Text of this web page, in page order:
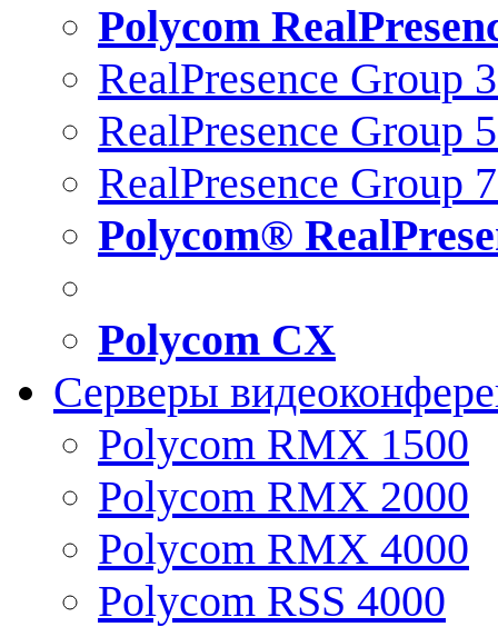
Polycom
RealPresence Group
RealPresence Group
RealPresence Group
Polycom®
Polycom CX
Серверы
Polycom RMX 1500
Polycom RMX 2000
Polycom RMX 4000
Polycom RSS 4000